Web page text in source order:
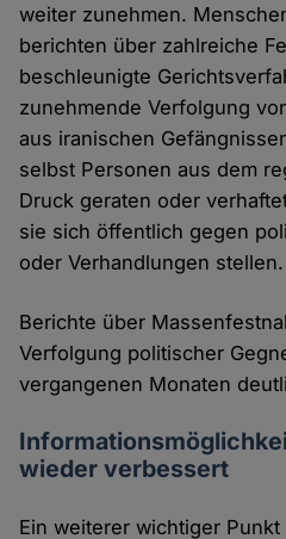
weiter zunehmen.
berichten über zahlreiche
beschleunigte
zunehmende Verfolgung
aus iranischen
selbst Personen aus dem
Druck geraten oder
sie sich öffentlich gegen
oder Verhandlungen stellen.
Berichte über
Verfolgung politischer
vergangenen Monaten
wieder verbessert
Ein weiterer wichtiger